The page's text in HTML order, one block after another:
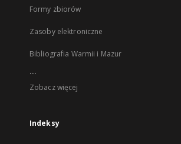
Formy zbiorów
Zasoby elektroniczne
Bibliografia Warmii i Mazur
...
Zobacz więcej
Indeksy